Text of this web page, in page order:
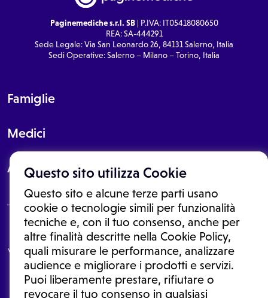
Questo sito utilizza Cookie
Questo sito e alcune terze parti usano
cookie o tecnologie simili per funzionalità
tecniche e, con il tuo consenso, anche per
altre finalità descritte nella Cookie Policy,
quali misurare le performance, analizzare
audience e migliorare i prodotti e servizi.
Puoi liberamente prestare, rifiutare o
revocare il tuo consenso in qualsiasi
Paginemediche s.r.l. SB| P.IVA: IT05418080650
REA: SA-444291
Sede Legale: Via San Leonardo 26, 84131 Salerno, Italia
Sedi Operative: Salerno – Milano – Torino, Italia
Famiglie
Medici
About
Le informazioni proposte in questo sito non sono un consulto medico.
In nessun caso, queste informazioni sostituiscono un consulto, una
visita o una diagnosi formulata dal medico. Non si devono considerare
le informazioni disponibili come suggerimenti per la formulazione di
una diagnosi, la determinazione di un trattamento o l'assunzione o
sospensione di un farmaco senza prima consultare un medico di
medicina generale o uno specialista.